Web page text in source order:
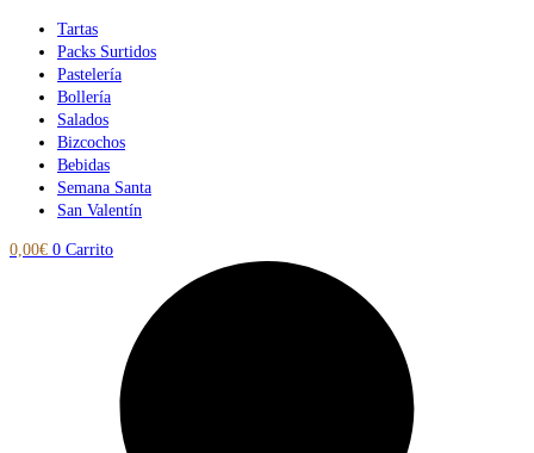
Tartas
Packs Surtidos
Pastelería
Bollería
Salados
Bizcochos
Bebidas
Semana Santa
San Valentín
0,00€ 0 Carrito